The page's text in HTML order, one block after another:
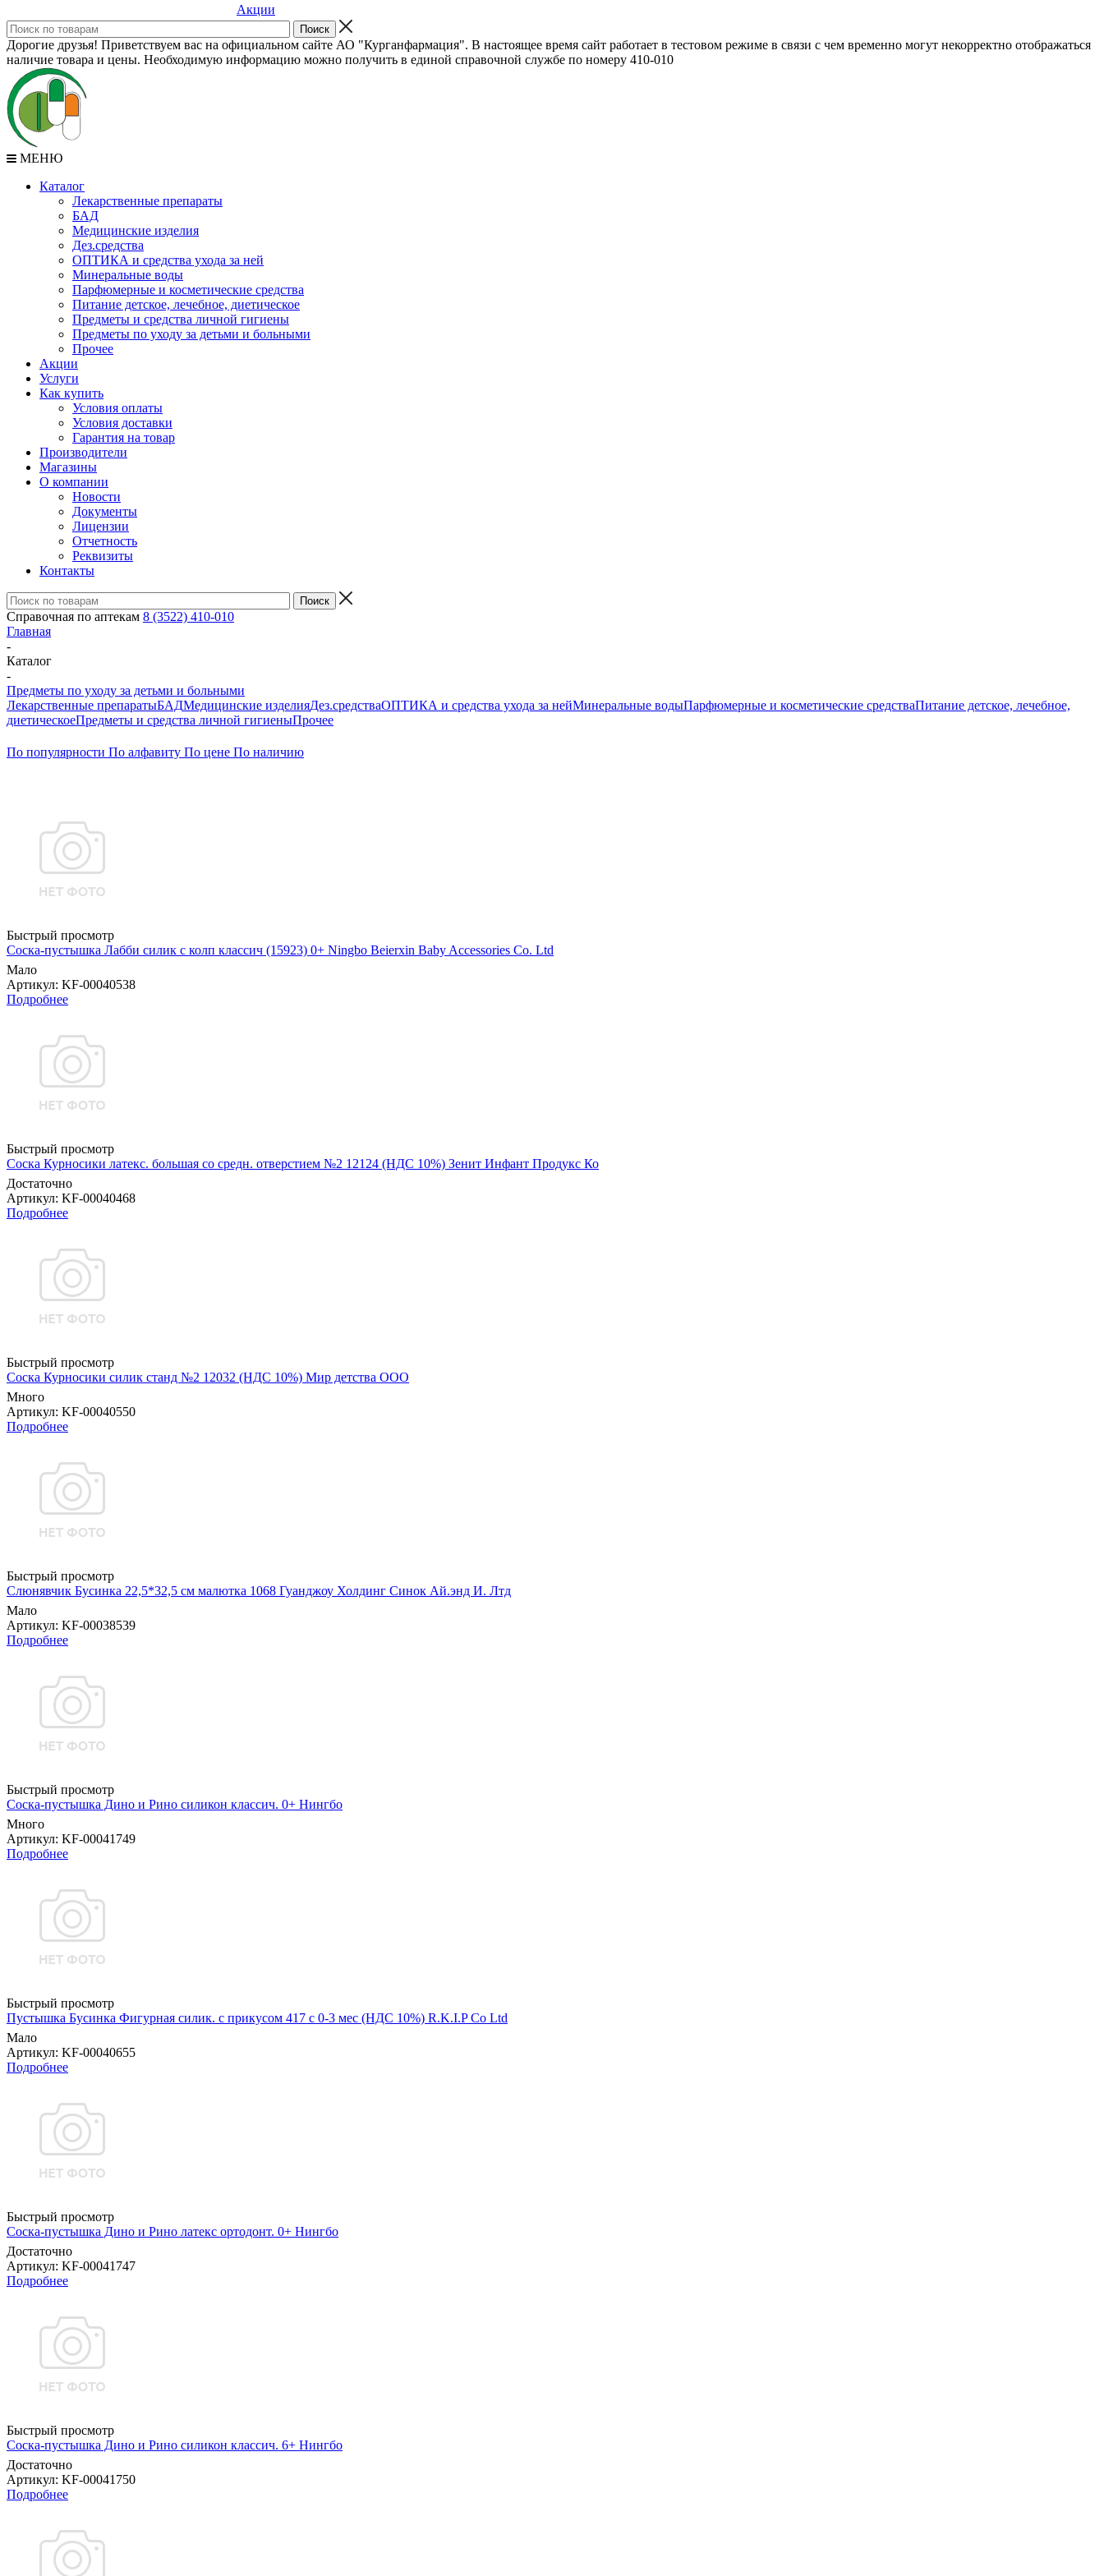
Акции
Дорогие друзья! Приветствуем вас на официальном сайте АО "Курганфармация". В настоящее время сайт работает в тестовом режиме в связи с чем временно могут некорректно отображаться
наличие товара и цены. Необходимую информацию можно получить в единой справочной службе по номеру 410-010
МЕНЮ
Каталог
Лекарственные препараты
БАД
Медицинские изделия
Дез.средства
ОПТИКА и средства ухода за ней
Минеральные воды
Парфюмерные и косметические средства
Питание детское, лечебное, диетическое
Предметы и средства личной гигиены
Предметы по уходу за детьми и больными
Прочее
Акции
Услуги
Как купить
Условия оплаты
Условия доставки
Гарантия на товар
Производители
Магазины
О компании
Новости
Документы
Лицензии
Отчетность
Реквизиты
Контакты
Справочная по аптекам 8 (3522) 410-010
Главная
-
Каталог
-
Предметы по уходу за детьми и больными
Лекарственные препаратыБАДМедицинские изделияДез.средстваОПТИКА и средства ухода за нейМинеральные водыПарфюмерные и косметические средстваПитание детское, лечебное,
диетическоеПредметы и средства личной гигиеныПрочее
По популярности По алфавиту По цене По наличию
Быстрый просмотр
Соска-пустышка Лабби силик с колп классич (15923) 0+ Ningbo Beierxin Baby Accessories Co. Ltd
Мало
Артикул: KF-00040538
Подробнее
Быстрый просмотр
Соска Курносики латекс. большая со средн. отверстием №2 12124 (НДС 10%) Зенит Инфант Продукс Ко
Достаточно
Артикул: KF-00040468
Подробнее
Быстрый просмотр
Соска Курносики силик станд №2 12032 (НДС 10%) Мир детства ООО
Много
Артикул: KF-00040550
Подробнее
Быстрый просмотр
Слюнявчик Бусинка 22,5*32,5 см малютка 1068 Гуанджоу Холдинг Синок Ай.энд И. Лтд
Мало
Артикул: KF-00038539
Подробнее
Быстрый просмотр
Соска-пустышка Дино и Рино силикон классич. 0+ Нингбо
Много
Артикул: KF-00041749
Подробнее
Быстрый просмотр
Пустышка Бусинка Фигурная силик. с прикусом 417 с 0-3 мес (НДС 10%) R.K.I.P Co Ltd
Мало
Артикул: KF-00040655
Подробнее
Быстрый просмотр
Соска-пустышка Дино и Рино латекс ортодонт. 0+ Нингбо
Достаточно
Артикул: KF-00041747
Подробнее
Быстрый просмотр
Соска-пустышка Дино и Рино силикон классич. 6+ Нингбо
Достаточно
Артикул: KF-00041750
Подробнее